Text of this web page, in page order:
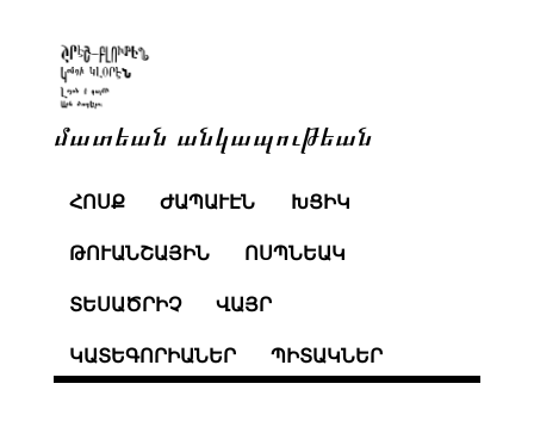
մատեան անկապութեան
ՀՈՍՔ ԺԱՊԱՒԷՆ ԽՑԻԿ
ԹՈՒԱՆՇԱՅԻՆ ՈՍՊՆԵԱԿ
ՏԵՍԱԾՐԻՉ ՎԱՅՐ
ԿԱՏԵԳՈՐԻԱՆԵՐ ՊԻՏԱԿՆԵՐ